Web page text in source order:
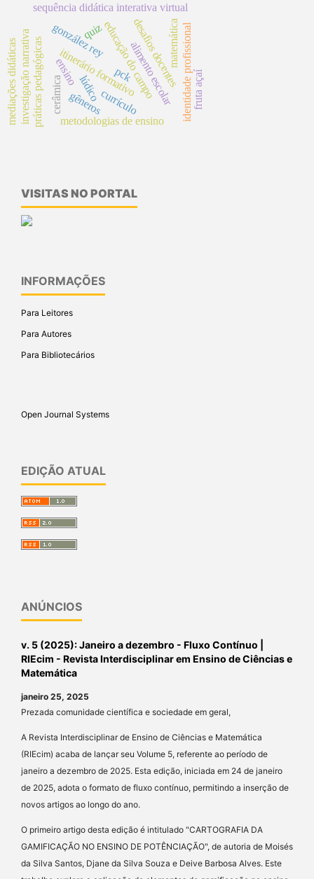
gonzález rey desafios docentes
sequência didática interativa virtual
currículo
práticas pedagógicas itinerário formativo
educação do campo
metodologias de ensino identidade profissional
investigação narrativa fruta açaí
alimento escolar
lúdico
quiz
mediações didáticas gêneros
matemática
cerâmica
pck
ensino
VISITAS NO PORTAL
INFORMAÇÕES
Para Leitores
Para Autores
Para Bibliotecários
Open Journal Systems
EDIÇÃO ATUAL
ANÚNCIOS
v. 5 (2025): Janeiro a dezembro - Fluxo Contínuo |
RIEcim - Revista Interdisciplinar em Ensino de Ciências e
Matemática
janeiro 25, 2025
Prezada comunidade científica e sociedade em geral,
A Revista Interdisciplinar de Ensino de Ciências e Matemática
(RIEcim) acaba de lançar seu Volume 5, referente ao período de
janeiro a dezembro de 2025. Esta edição, iniciada em 24 de janeiro
de 2025, adota o formato de fluxo contínuo, permitindo a inserção de
novos artigos ao longo do ano.
O primeiro artigo desta edição é intitulado "CARTOGRAFIA DA
GAMIFICAÇÃO NO ENSINO DE POTÊNCIAÇÃO", de autoria de Moisés
da Silva Santos, Djane da Silva Souza e Deive Barbosa Alves. Este